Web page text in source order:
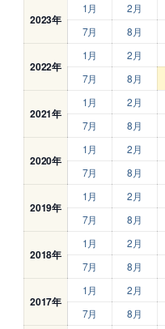
2023年
1月 2月
7月
8月
2022年
1月 2月
7月
8月
2021年
1月 2月
7月
8月
2020年
1月 2月
7月
8月
2019年
1月 2月
7月
8月
2018年
1月 2月
7月
8月
2017年
1月 2月
7月
8月